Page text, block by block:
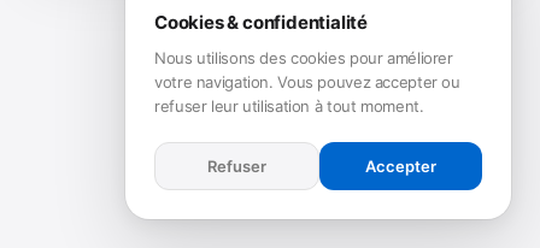
Cookies & confidentialité
Nous utilisons des cookies pour améliorer
votre navigation. Vous pouvez accepter ou
refuser leur utilisation à tout moment.
Refuser Accepter